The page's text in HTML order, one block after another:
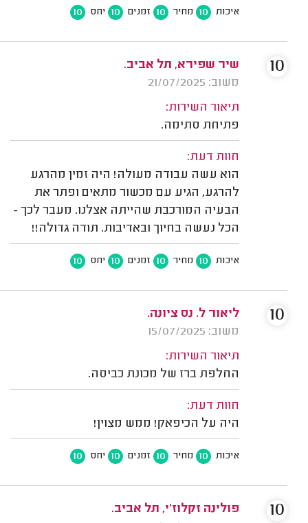
איכות 10 מחיר 10 זמנים 10 יחס 10
שיר שפירא, תל אביב.
משוב: 21/07/2025
תיאור השירות:
פתיחת סתימה.
חוות דעת:
הוא עשה עבודה מעולה! היה זמין מהרגע
להרגע, הגיע עם מכשור מתאים ופתר את
הבעיה המורכבת שהייתה אצלנו. מעבר לכך -
הכל נעשה בחיוך ובאדיבות. תודה גדולה!!
איכות 10 מחיר 10 זמנים 10 יחס 10
10
ליאור ל. נס ציונה.
משוב: 15/07/2025
תיאור השירות:
החלפת ברז של מכונת כביסה.
חוות דעת:
היה על הכיפאק! ממש מצוין!
איכות 10 מחיר 10 זמנים 10 יחס 10
10
פולינה זקלוז'י, תל אביב.
10